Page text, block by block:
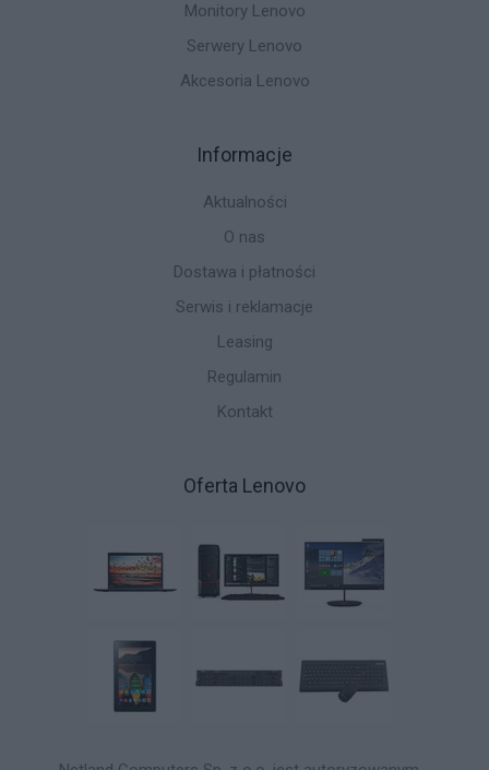
Monitory Lenovo
Serwery Lenovo
Akcesoria Lenovo
Informacje
Aktualności
O nas
Dostawa i płatności
Serwis i reklamacje
Leasing
Regulamin
Kontakt
Oferta Lenovo